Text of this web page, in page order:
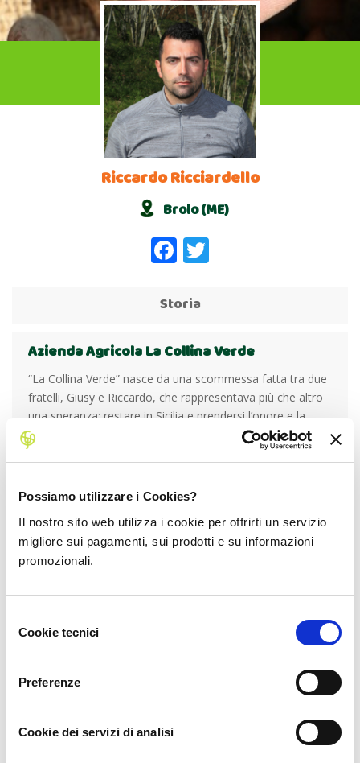
Possiamo utilizzare i Cookies?
Il nostro sito web utilizza i cookie per offrirti un servizio
migliore sui pagamenti, sui prodotti e su informazioni
promozionali.
delCookie tecnici
Preferenze
Cookie dei servizi di analisi
Riccardo Ricciardello
Brolo (ME)
Facebook
Storia
Azienda Agricola La Collina Verde
“La Collina Verde” nasce da una scommessa fatta tra due
fratelli, Giusy e Riccardo, che rappresentava più che altro
una speranza: restare in Sicilia e prendersi l’onore e la
responsabilità di prendersi cura dei Noccioli poco
produttivi lasciati dal nonno. Dopo anni di
impegno
duro lavoro, finalmente nel 2015, i due fratelli
riuscendo anche a partecipare a EXPO 2015 nel Cluster
BioMediterraneo! Da lì laloro più che meritata fortuna
è stata solo un crescendo
e non hanno alcuna intenzione di accontentarsi: stanno
acquisendo altri ettari di terreno. Il prossimo obiettivo?
Riuscire per il 2025 a possedere 50 ha di Noccioli Biologici